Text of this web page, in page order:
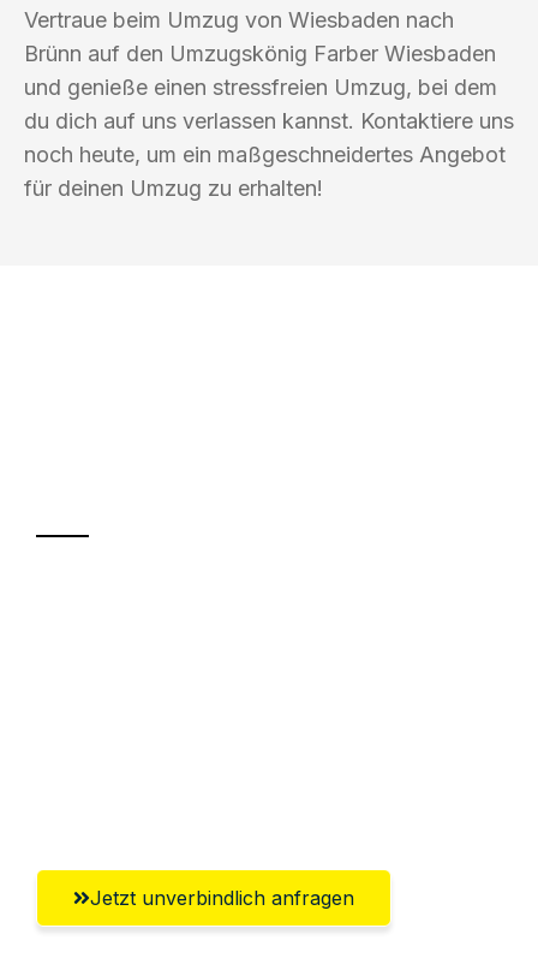
Vertraue beim Umzug von Wiesbaden nach
Brünn auf den Umzugskönig Farber Wiesbaden
und genieße einen stressfreien Umzug, bei dem
du dich auf uns verlassen kannst. Kontaktiere uns
noch heute, um ein maßgeschneidertes Angebot
für deinen Umzug zu erhalten!
Jetzt unverbindlich anfragen